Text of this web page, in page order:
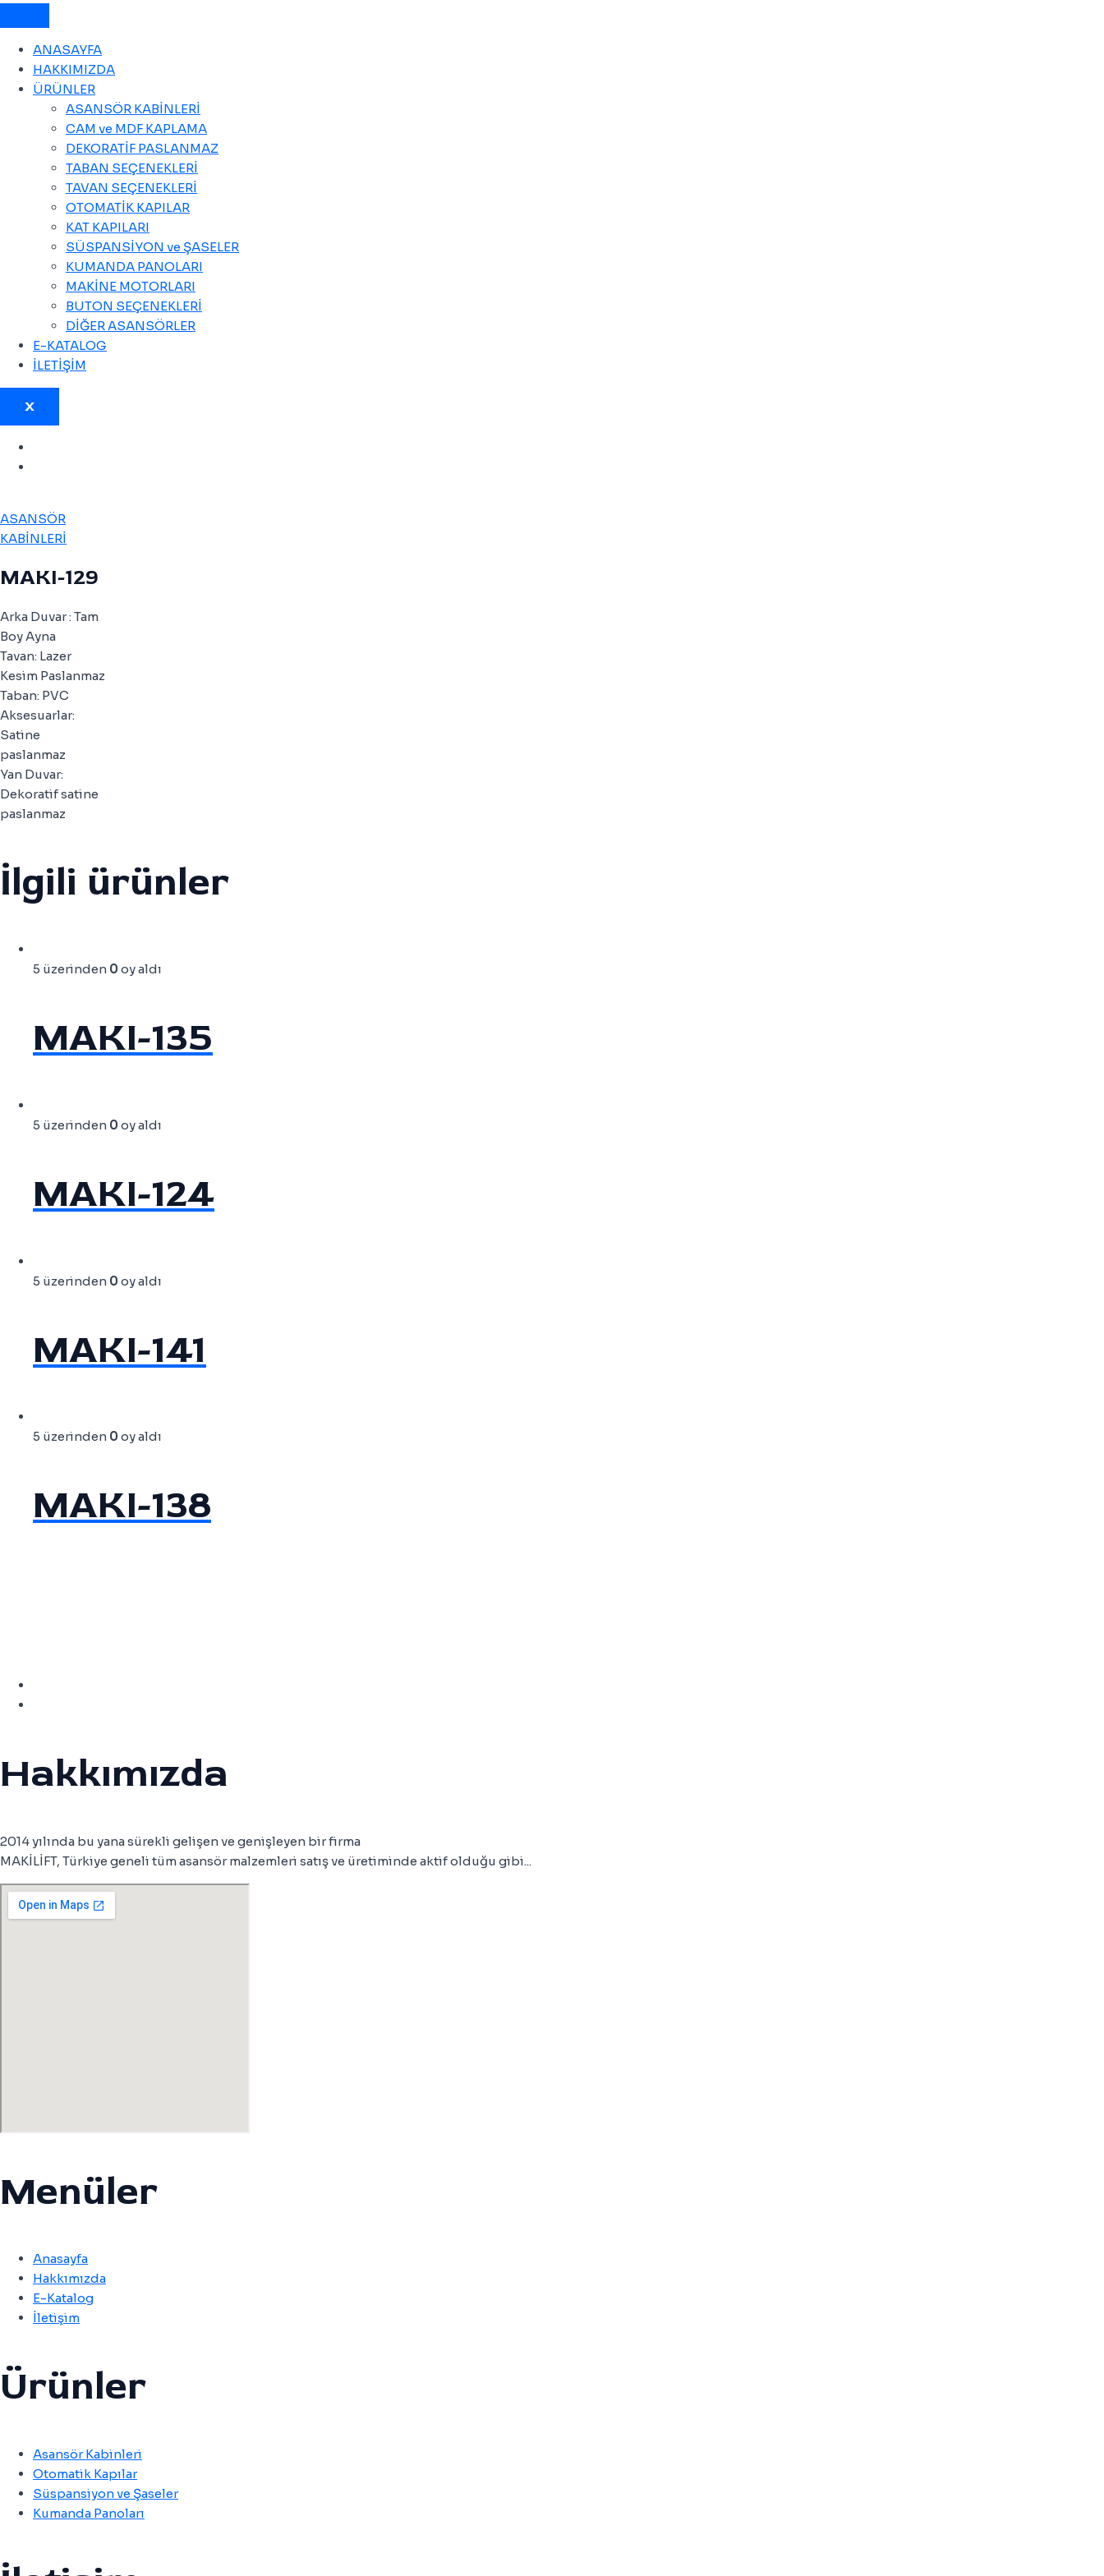
ANASAYFA
HAKKIMIZDA
ÜRÜNLER
ASANSÖR KABİNLERİ
CAM ve MDF KAPLAMA
DEKORATİF PASLANMAZ
TABAN SEÇENEKLERİ
TAVAN SEÇENEKLERİ
OTOMATİK KAPILAR
KAT KAPILARI
SÜSPANSİYON ve ŞASELER
KUMANDA PANOLARI
MAKİNE MOTORLARI
BUTON SEÇENEKLERİ
DİĞER ASANSÖRLER
E-KATALOG
İLETİŞİM
X
ASANSÖR
KABİNLERİ
MAKI-129
Arka Duvar : Tam
Boy Ayna
Tavan: Lazer
Kesim Paslanmaz
Taban: PVC
Aksesuarlar:
Satine
paslanmaz
Yan Duvar:
Dekoratif satine
paslanmaz
İlgili ürünler
5 üzerinden 0 oy aldı
MAKI-135
5 üzerinden 0 oy aldı
MAKI-124
5 üzerinden 0 oy aldı
MAKI-141
5 üzerinden 0 oy aldı
MAKI-138
Hakkımızda
2014 yılında bu yana sürekli gelişen ve genişleyen bir firma
MAKİLİFT, Türkiye geneli tüm asansör malzemleri satış ve üretiminde aktif olduğu gibi...
Menüler
Anasayfa
Hakkımızda
E-Katalog
İletişim
Ürünler
Asansör Kabinleri
Otomatik Kapılar
Süspansiyon ve Şaseler
Kumanda Panoları